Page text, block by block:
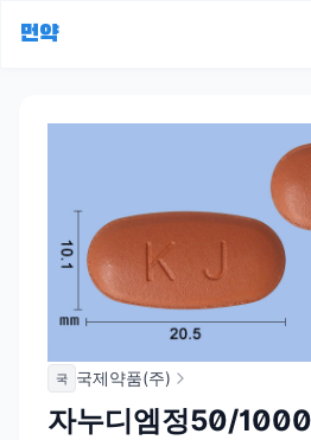
먼약
국 국제약품(주)
자누디엠정50/